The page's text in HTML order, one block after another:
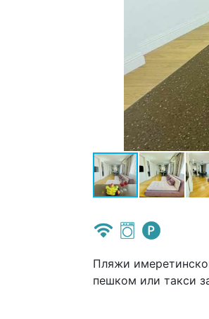
Пляжи
пешком или такси